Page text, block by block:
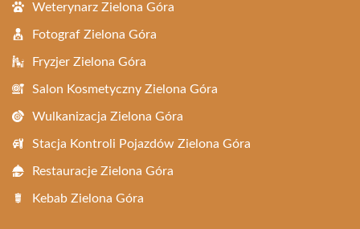
Weterynarz Zielona Góra
Fotograf Zielona Góra
Fryzjer Zielona Góra
Salon Kosmetyczny Zielona Góra
Wulkanizacja Zielona Góra
Stacja Kontroli Pojazdów Zielona Góra
Restauracje Zielona Góra
Kebab Zielona Góra